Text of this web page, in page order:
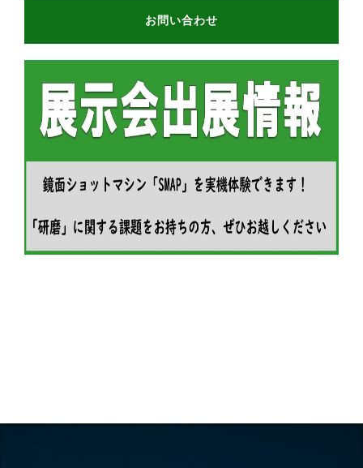
お問い合わせ